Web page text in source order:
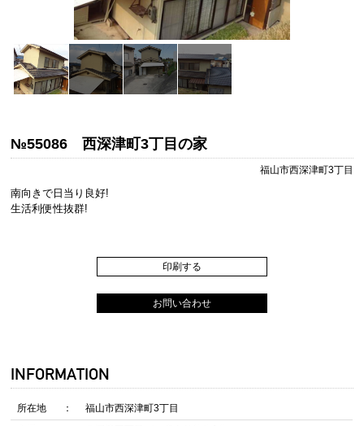
№55086 西深津町3丁目の家
福山市西深津町3丁目
南向きで日当り良好!
生活利便性抜群!
印刷する
お問い合わせ
INFORMATION
所在地 福山市西深津町3丁目